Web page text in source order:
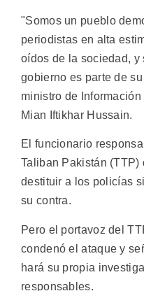
"Somos un pueblo
periodistas en alta
oídos de la sociedad, y
gobierno es parte de
ministro de
Mian Iftikhar Hussain.
El funcionario
Taliban Pakistán (TTP)
destituir a los policías
su contra.
Pero el portavoz del
condenó el ataque y
hará su propia
responsables.